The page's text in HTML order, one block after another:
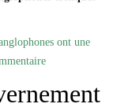
ont une